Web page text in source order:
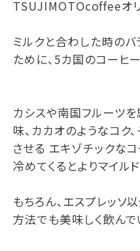
TSUJIMOTOcoffeeオリ
ミルクと合わした時のバ
ために、5カ国のコーヒ
カシスや南国フルーツ
味、カカオのようなコク
させる エキゾチックなコ
冷めてくるとよりマイル
もちろん、エスプレッソ
方法でも美味しく飲んで